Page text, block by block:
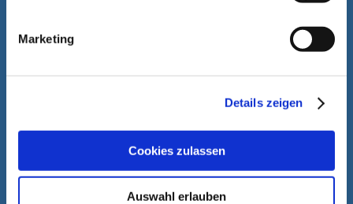
Marketing
Details zeigen
Cookies zulassen
Auswahl erlauben
Technische Unterstützung
Ersatzteile
+49 6033 7474 161
spares@hassia-redatron.com